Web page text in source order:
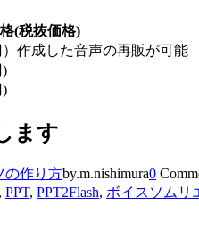
(税抜価格)
）作成した音声の再販が可能
)
)
ます
の作り方by.m.nishimura0
, PPT, PPT2Flash, ボイスソムリ